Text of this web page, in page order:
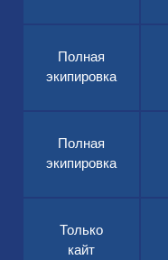
Полная
экипировка
Полная
экипировка
Только
кайт